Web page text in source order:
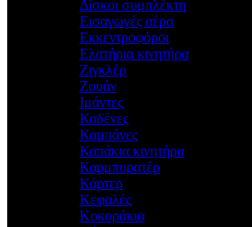
Δίσκοι συμπλέκτη
Εισαγωγές αέρα
Εκκεντροφόροι
Ελατήρια κινητήρα
Ζιγκλέρ
Ζουάν
Ιμάντες
Καδένες
Καμπάνες
Καπάκια κινητήρα
Καρμπυρατέρ
Κάρτερ
Κεφαλές
Κοκοράκια